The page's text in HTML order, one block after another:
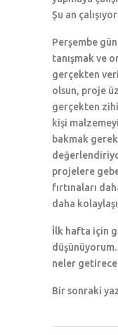
Şu an
Perşembe
tanışmak ve
gerçekten
olsun, proje
gerçekten
kişi
bakmak
projelere
fırtınaları
daha
İlk hafta için
neler
Bir sonraki